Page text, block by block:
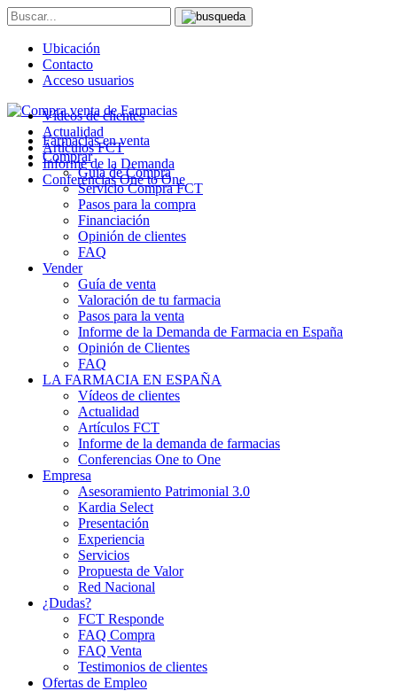
Ubicación
Contacto
Acceso usuarios
Farmacias en venta
Comprar
Guía de Compra
Servicio Compra FCT
Pasos para la compra
Financiación
Opinión de clientes
FAQ
Vender
Guía de venta
Valoración de tu farmacia
Pasos para la venta
Informe de la Demanda de Farmacia en España
Opinión de Clientes
FAQ
LA FARMACIA EN ESPAÑA
Vídeos de clientes
Actualidad
Artículos FCT
Informe de la demanda de farmacias
Conferencias One to One
Empresa
Asesoramiento Patrimonial 3.0
Kardia Select
Presentación
Experiencia
Servicios
Propuesta de Valor
Red Nacional
¿Dudas?
FCT Responde
FAQ Compra
FAQ Venta
Testimonios de clientes
Ofertas de Empleo
Vídeos de clientes
Actualidad
Artículos FCT
Informe de la Demanda
Conferencias One to One